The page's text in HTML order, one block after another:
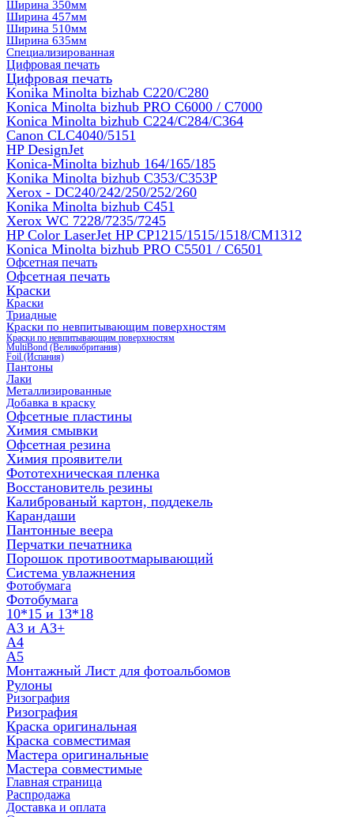
Ширина 350мм
Ширина 457мм
Ширина 510мм
Ширина 635мм
Специализированная
Цифровая печать
Цифровая печать
Konika Minolta bizhab C220/C280
Konica Minolta bizhub PRO C6000 / C7000
Konica Minolta bizhub С224/С284/С364
Canon CLC4040/5151
HP DesignJet
Konica-Minolta bizhub 164/165/185
Konika Minolta bizhub C353/C353Р
Xerox - DC240/242/250/252/260
Konika Minolta bizhub C451
Xerox WC 7228/7235/7245
HP Color LaserJet HP CP1215/1515/1518/CM1312
Konica Minolta bizhub PRO С5501 / С6501
Офсетная печать
Офсетная печать
Краски
Краски
Триадные
Краски по невпитывающим поверхностям
Краски по невпитывающим поверхностям
MultiBond (Великобритания)
Foil (Испания)
Пантоны
Лаки
Металлизированные
Добавка в краску
Офсетные пластины
Химия смывки
Офсетная резина
Химия проявители
Фототехническая пленка
Восстановитель резины
Калиброваный картон, поддекель
Карандаши
Пантонные веера
Перчатки печатника
Порошок противоотмарывающий
Система увлажнения
Фотобумага
Фотобумага
10*15 и 13*18
A3 и А3+
А4
А5
Монтажный Лист для фотоальбомов
Рулоны
Ризография
Ризография
Краска оригинальная
Краска совместимая
Мастера оригинальные
Мастера совместимые
Главная страница
Распродажа
Доставка и оплата